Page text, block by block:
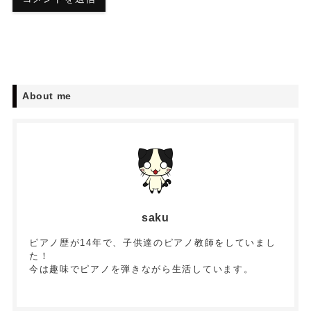
About me
saku
ピアノ歴が14年で、子供達のピアノ教師をしていまし
た！
今は趣味でピアノを弾きながら生活しています。